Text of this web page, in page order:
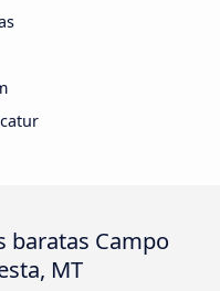
baratas Campo
MT